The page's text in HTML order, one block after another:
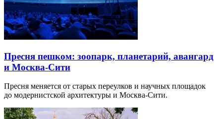
Пресня пешком: зоопарк, планетарий, авангард
и Москва-Сити
Пресня меняется от старых переулков и научных площадок
до модернистской архитектуры и Москва-Сити.